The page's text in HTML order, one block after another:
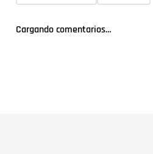
Cargando comentarios…